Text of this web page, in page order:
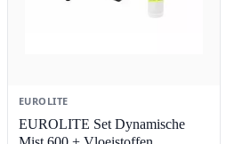
EUROLITE
EUROLITE Set Dynamische